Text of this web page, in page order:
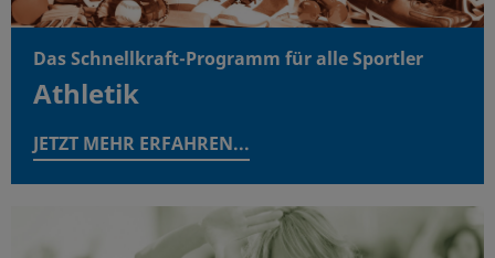
Das Schnellkraft-Programm für alle Sportler
Athletik
JETZT MEHR ERFAHREN...